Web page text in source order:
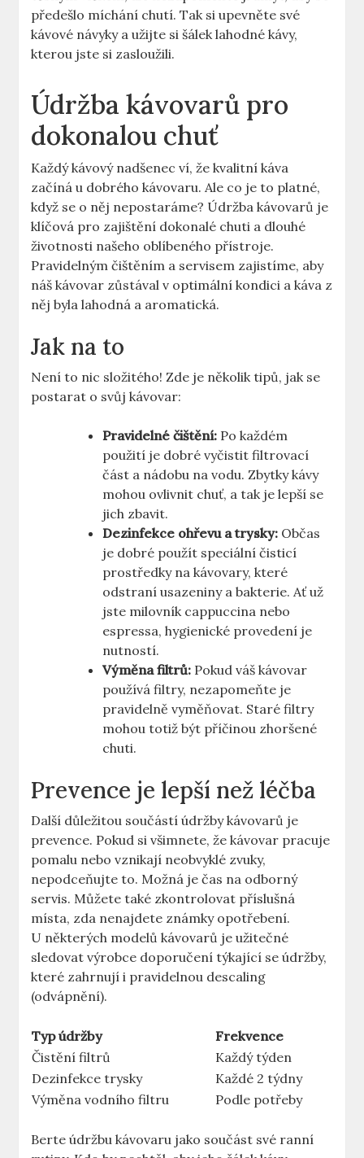
předešlo míchání chutí. Tak si upevněte své
kávové návyky a užijte si šálek lahodné kávy,
kterou jste si zasloužili.
Údržba kávovarů pro
dokonalou chuť
Každý kávový nadšenec ví, že kvalitní káva
začíná u dobrého kávovaru. Ale co je to platné,
když se o něj nepostaráme? Údržba kávovarů je
klíčová pro zajištění dokonalé chuti a dlouhé
životnosti našeho oblíbeného přístroje.
Pravidelným čištěním a servisem zajistíme, aby
náš kávovar zůstával v optimální kondici a káva z
něj byla lahodná a aromatická.
Jak na to
Není to nic složitého! Zde je několik tipů, jak se
postarat o svůj kávovar:
Pravidelné čištění: Po každém
použití je dobré vyčistit filtrovací
část a nádobu na vodu. Zbytky kávy
mohou ovlivnit chuť, a tak je lepší se
jich zbavit.
Dezinfekce ohřevu a trysky: Občas
je dobré použít speciální čisticí
prostředky na kávovary, které
odstraní usazeniny a bakterie. Ať už
jste milovník cappuccina nebo
espressa, hygienické provedení je
nutností.
Výměna filtrů: Pokud váš kávovar
používá filtry, nezapomeňte je
pravidelně vyměňovat. Staré filtry
mohou totiž být příčinou zhoršené
chuti.
Prevence je lepší než léčba
Další důležitou součástí údržby kávovarů je
prevence. Pokud si všimnete, že kávovar pracuje
pomalu nebo vznikají neobvyklé zvuky,
nepodceňujte to. Možná je čas na odborný
servis. Můžete také zkontrolovat příslušná
místa, zda nenajdete známky opotřebení.
U některých modelů kávovarů je užitečné
sledovat výrobce doporučení týkající se údržby,
které zahrnují i pravidelnou descaling
(odvápnění).
Typ údržby
Frekvence
Čistění filtrů
Každý týden
Dezinfekce trysky
Každé 2 týdny
Výměna vodního filtru
Podle potřeby
Berte údržbu kávovaru jako součást své ranní